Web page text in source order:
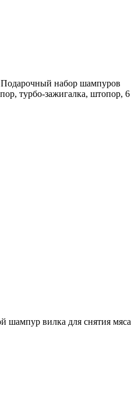
набор шампуров
турбо-зажигалка, штопор, 6
вилка для снятия мяса